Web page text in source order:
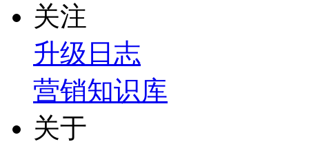
关注
升级日志
营销知识库
关于